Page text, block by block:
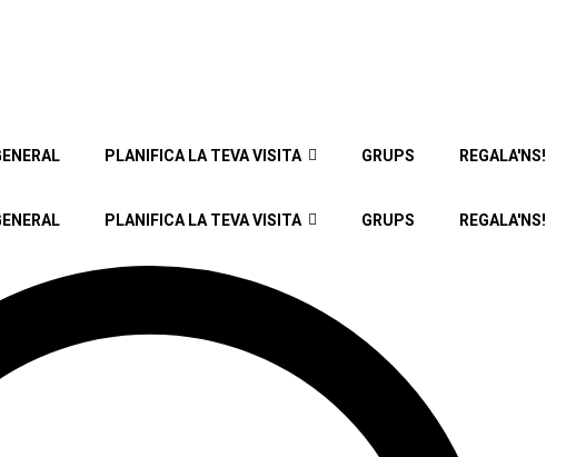
PLANIFICA LA TEVA VISITA GRUPS REGALA'NS!
PLANIFICA LA TEVA VISITA GRUPS REGALA'NS!